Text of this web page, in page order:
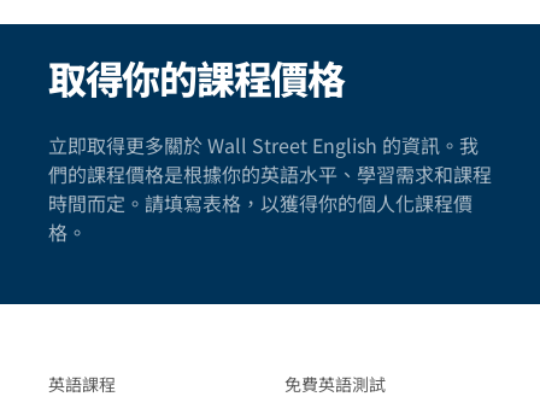
取得你的課程價格
立即取得更多關於 Wall Street English 的資訊。我
們的課程價格是根據你的英語水平、學習需求和課程
時間而定。請填寫表格，以獲得你的個人化課程價
格。
英語課程
免費英語測試